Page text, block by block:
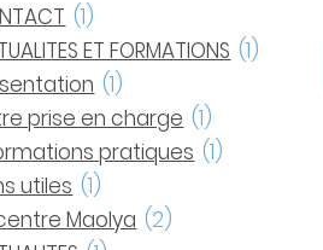
(1)
ET FORMATIONS (1)
(1)
prise en charge (1)
pratiques (1)
utiles (1)
Maolya (2)